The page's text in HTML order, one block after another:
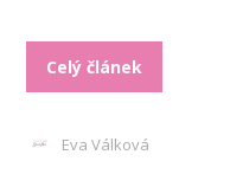
Celý článek
Eva Válková